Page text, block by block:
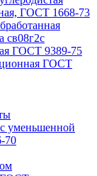
ГОСТ 1668-73
св08г2с
ГОСТ 9389-75
ГОСТ
уменьшенной
70